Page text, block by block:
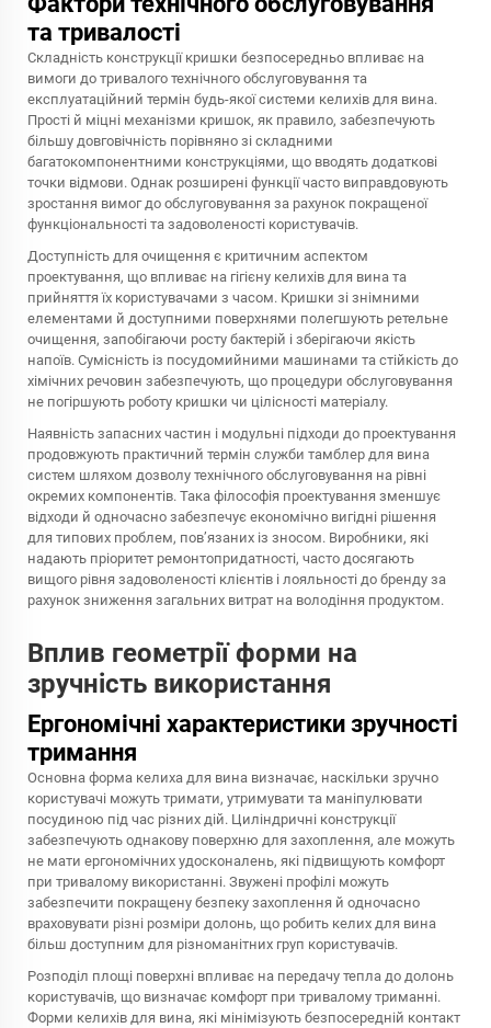
та тривалості
Складність конструкції кришки безпосередньо впливає на
вимоги до тривалого технічного обслуговування та
експлуатаційний термін будь-якої системи келихів для вина.
Прості й міцні механізми кришок, як правило, забезпечують
більшу довговічність порівняно зі складними
багатокомпонентними конструкціями, що вводять додаткові
точки відмови. Однак розширені функції часто виправдовують
зростання вимог до обслуговування за рахунок покращеної
функціональності та задоволеності користувачів.
Доступність для очищення є критичним аспектом
проектування, що впливає на гігієну келихів для вина та
прийняття їх користувачами з часом. Кришки зі знімними
елементами й доступними поверхнями полегшують ретельне
очищення, запобігаючи росту бактерій і зберігаючи якість
напоїв. Сумісність із посудомийними машинами та стійкість до
хімічних речовин забезпечують, що процедури обслуговування
не погіршують роботу кришки чи цілісності матеріалу.
Наявність запасних частин і модульні підходи до проектування
продовжують практичний термін служби тамблер для вина
систем шляхом дозволу технічного обслуговування на рівні
окремих компонентів. Така філософія проектування зменшує
відходи й одночасно забезпечує економічно вигідні рішення
для типових проблем, пов’язаних із зносом. Виробники, які
надають пріоритет ремонтопридатності, часто досягають
вищого рівня задоволеності клієнтів і лояльності до бренду за
рахунок зниження загальних витрат на володіння продуктом.
Вплив геометрії форми на
зручність використання
Ергономічні характеристики зручності
тримання
Основна форма келиха для вина визначає, наскільки зручно
користувачі можуть тримати, утримувати та маніпулювати
посудиною під час різних дій. Циліндричні конструкції
забезпечують однакову поверхню для захоплення, але можуть
не мати ергономічних удосконалень, які підвищують комфорт
при тривалому використанні. Звужені профілі можуть
забезпечити покращену безпеку захоплення й одночасно
враховувати різні розміри долонь, що робить келих для вина
більш доступним для різноманітних груп користувачів.
Розподіл площі поверхні впливає на передачу тепла до долонь
користувачів, що визначає комфорт при тривалому триманні.
Форми келихів для вина, які мінімізують безпосередній контакт